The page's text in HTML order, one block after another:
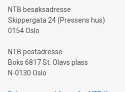
NTB besøksadresse
Skippergata 24 (Pressens hus)
0154 Oslo
NTB postadresse
Boks 6817 St. Olavs plass
N-0130 Oslo